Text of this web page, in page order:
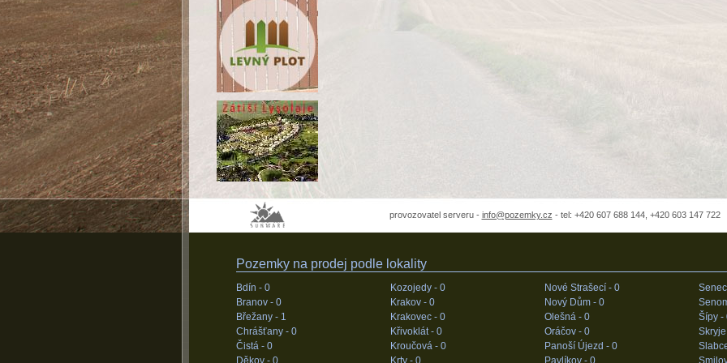
provozovatel serveru - info@pozemky.cz - tel: +420 607 688 144, +420 603 147 722
Pozemky na prodej podle lokality
Bdín - 0
Branov - 0
Břežany - 1
Chrášťany - 0
Čistá - 0
Děkov - 0
Kozojedy - 0
Krakov - 0
Krakovec - 0
Křivoklát - 0
Kroučová - 0
Krty - 0
Nové Strašecí - 0
Nový Dům - 0
Olešná - 0
Oráčov - 0
Panoší Újezd - 0
Pavlíkov - 0
Šípy -